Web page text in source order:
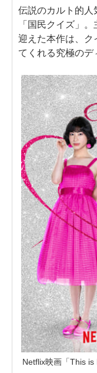
伝説のカルト的人
「国民クイズ」
迎えた本作は、ク
てくれる究極のデ
Netflix映画「This